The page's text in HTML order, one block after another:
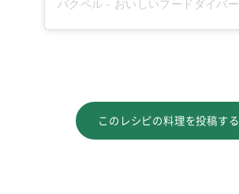
このレシピの料理を投稿する